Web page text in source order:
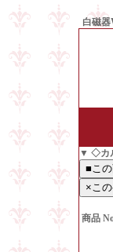
白磁器
▼ ◇カ
商品